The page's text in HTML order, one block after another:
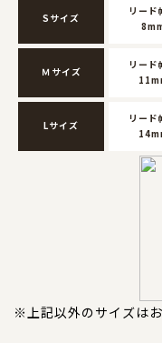
ショップ
BLOG ブログ
Sサイズ
リード
Ｍサイズ
リード
Lサイズ
リード
※上記以外のサイズは